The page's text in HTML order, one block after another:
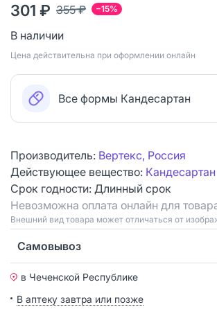
−15%
355 ₽
301 ₽
В наличии
Цена действительна при оформлении онлайн
Все формы Кандесартан
Производитель: Вертекс, Россия
Действующее вещество: Кандесартан
Срок годности: Длинный срок
Невозможна оплата онлайн для
Bнешний вид товара может отличаться от
Самовывоз
в Чеченской Республике
В аптеку завтра или позже